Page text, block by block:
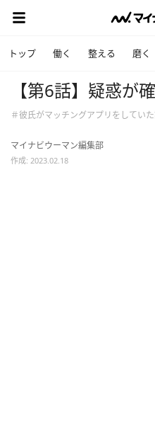
トップ 働く 整える 磨く
【第6話】疑惑が
＃彼氏がマッチングアプリをしてい
マイナビウーマン編集部
作成: 2023.02.18